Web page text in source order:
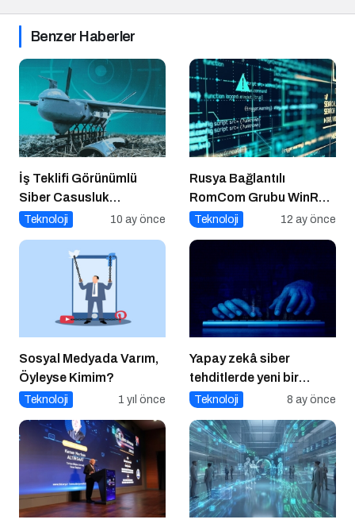
Benzer Haberler
İş Teklifi Görünümlü
Siber Casusluk
Operasyonu
Teknoloji 10 ay önce
Rusya Bağlantılı
RomCom Grubu WinRAR
Açığını Hedef Aldı
Teknoloji 12 ay önce
Sosyal Medyada Varım,
Öyleyse Kimim?
Teknoloji 1 yıl önce
Yapay zekâ siber
tehditlerde yeni bir
dönemi başlatıyor
Teknoloji 8 ay önce